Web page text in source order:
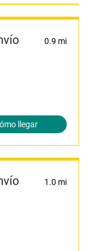
0.9 mi
llegar
1.0 mi